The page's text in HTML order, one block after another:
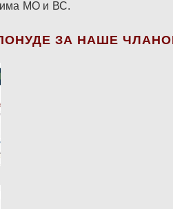
МО и ВС.
ПОНУДЕ ЗА НАШЕ